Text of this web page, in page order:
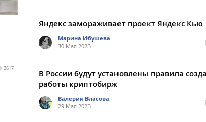
2617
Яндекс замораживает проект Яндекс Кью
Марина Ибушева
30 Мая 2023
В России будут установлены правила
работы криптобирж
Валерия Власова
29 Мая 2023